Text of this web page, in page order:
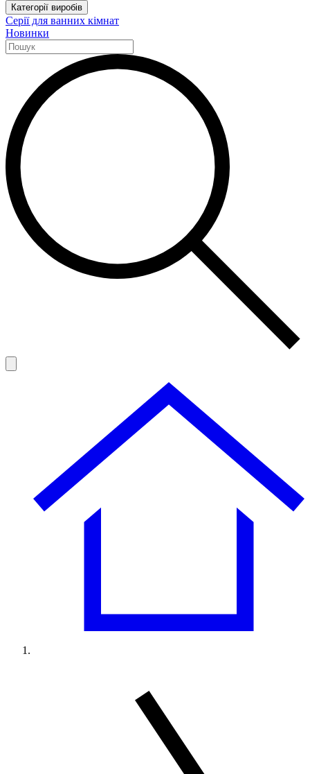
Категорії виробів
Серії для ванних кімнат
Новинки